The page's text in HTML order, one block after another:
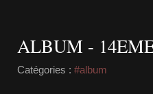
ALBUM -
Catégories : #album